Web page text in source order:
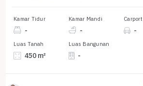
Kamar Tidur
-
Kamar Mandi
-
Carport
-
Luas Tanah
450 m²
Luas Bangunan
-